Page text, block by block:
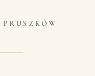
PRUSZKÓW